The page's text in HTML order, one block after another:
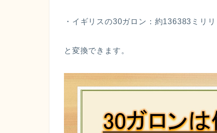
・イギリスの30ガロン：約136383ミリ
と変換できます。